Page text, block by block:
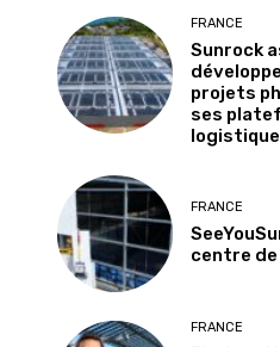
FRANCE
Sunrock
projets
ses
FRANCE
centre
FRANCE